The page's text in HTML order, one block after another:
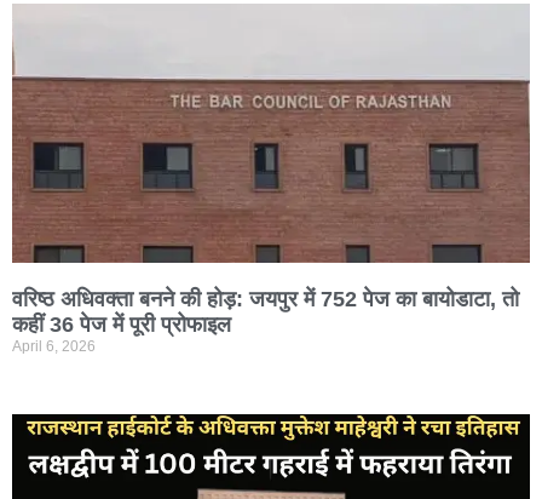
वरिष्ठ अधिवक्ता बनने की होड़: जयपुर में 752 पेज का बायोडाटा, तो
कहीं 36 पेज में पूरी प्रोफाइल
April 6, 2026